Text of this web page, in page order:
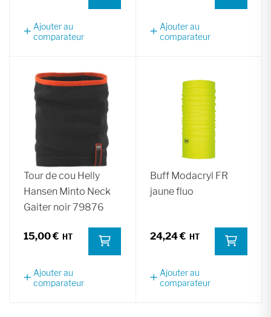
Ajouter au
comparateur
Ajouter au
comparateur
Tour de cou Helly
Hansen Minto Neck
Gaiter noir 79876
15,00 €
Ajouter au
comparateur
Buff Modacryl FR
jaune fluo
24,24 €
Ajouter au
comparateur